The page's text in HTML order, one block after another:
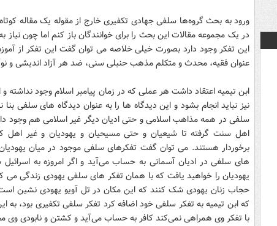
ورود به بحث گروه‌ها سلفی جهادی تکفیری خارج از مقوله یک مقاله
در یک مجموعه مقالات این بحث را برای خوانندگان باز کنم اما چون
این تفکر وجود دارد بصورت خیلی خلاصه می توان گفت این تفکر از
عنوان فقیه، محدث و متکلم مذهب حنبلی سنی، ضد هر آزاد اندیشی و
ابن تیمیه اعتقاد داشت هر عملی که در زمان پیامبر اسلام وجود نداشته
نیز نباید انجام بشود و این دیدگاه ها را به عنوان دیدگاه های سلفی بنا
سلفی در همه مذاهب اسلامی و حتی ادیان دیگر غیر اسلامی هم وجود
اهل سنت گرفته تا شیعیان و حتی مسیحیان و یهودیان و غیر اهل
برخوردار هستند. می توان گفت تفکرهای سلفی موجود در میان
های سلفی در ادیان آسمانی به حساب می‌آید و اگر امروزه به اسرائیل
یهودیان را خواهید یافت که با همان تفکر های سلفی یهودی زندگی می
حجاب زنان یهودی شک کنند که این مکان در تل آویو یهودی نشین
که ابن تیمیه به تفکر سلفی خود اضافه کرد تفکر سلفی تکفیری بود،
با تفکر وی همراهی نمی‌کند کافر به حساب می‌آید و کشتن و نابودی وی